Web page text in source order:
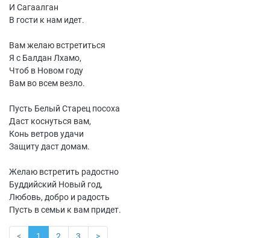
И Сагаалган
В гости к нам идет.
Вам желаю встретиться
Я с Балдан Лхамо,
Чтоб в Новом году
Вам во всем везло.
Пусть Белый Старец посоха
Даст коснуться вам,
Конь ветров удачи
Защиту даст домам.
Желаю встретить радостно
Буддийский Новый год,
Любовь, добро и радость
Пусть в семьи к вам придет.